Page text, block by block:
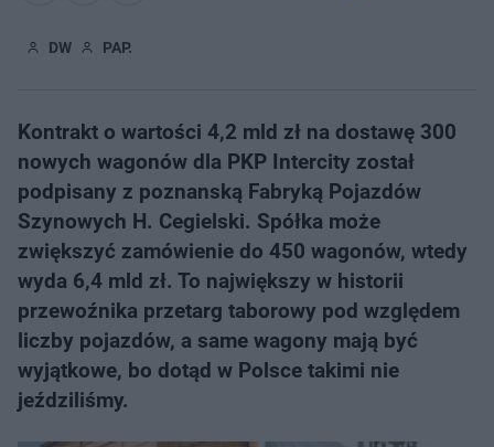
DW PAP.
Kontrakt o wartości 4,2 mld zł na dostawę 300
nowych wagonów dla PKP Intercity został
podpisany z poznanską Fabryką Pojazdów
Szynowych H. Cegielski. Spółka może
zwiększyć zamówienie do 450 wagonów, wtedy
wyda 6,4 mld zł. To największy w historii
przewoźnika przetarg taborowy pod względem
liczby pojazdów, a same wagony mają być
wyjątkowe, bo dotąd w Polsce takimi nie
jeździliśmy.